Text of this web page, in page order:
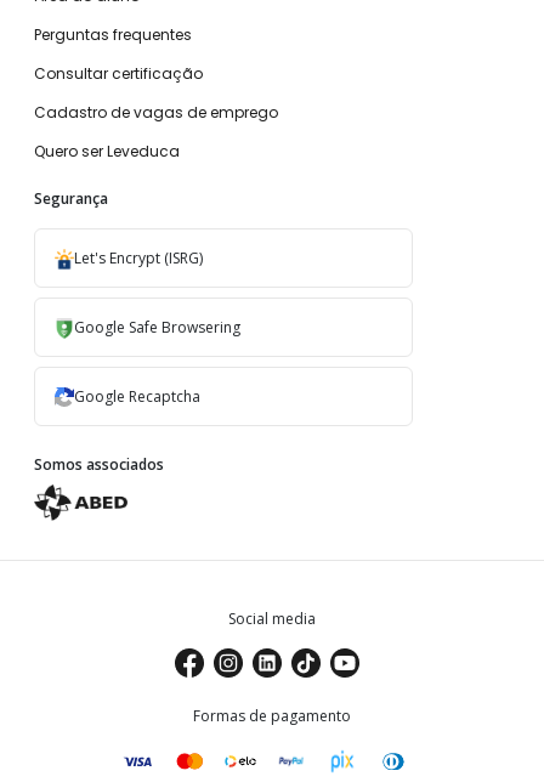
Perguntas frequentes
Consultar certificação
Cadastro de vagas de emprego
Quero ser Leveduca
Segurança
Let's Encrypt (ISRG)
Google Safe Browsering
Google Recaptcha
Somos associados
Social media
Formas de pagamento